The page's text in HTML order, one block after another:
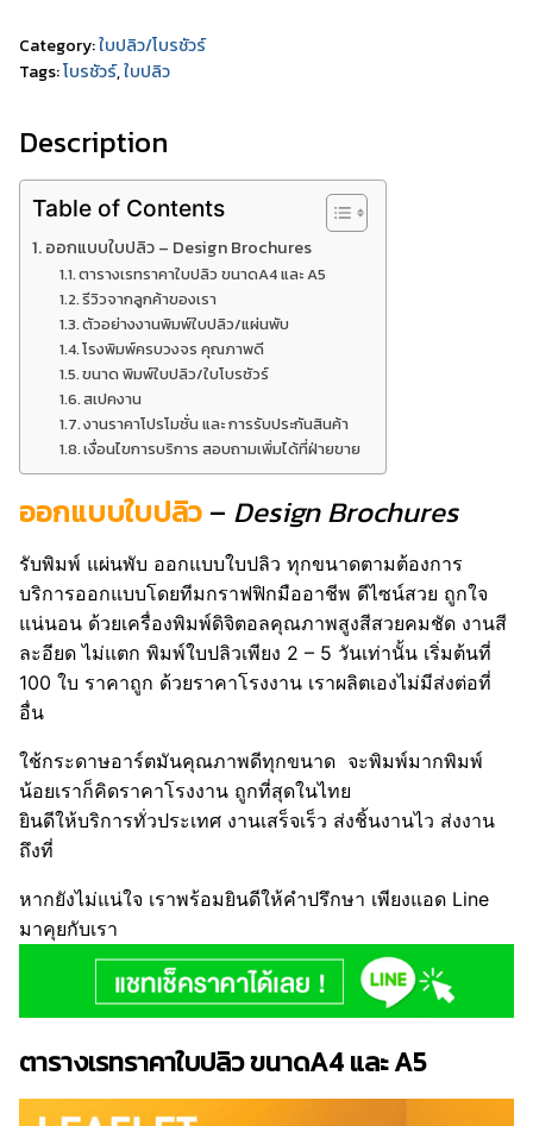
Category:ใบปลิว/โบรชัวร์
Tags:โบรชัวร์,ใบปลิว
Description
Table of Contents
ออกแบบใบปลิว – Design Brochures
ตารางเรทราคาใบปลิว ขนาดA4 และ A5
รีวิวจากลูกค้าของเรา
ตัวอย่างงานพิมพ์ใบปลิว/แผ่นพับ
โรงพิมพ์ครบวงจร คุณภาพดี
ขนาด พิมพ์ใบปลิว/ใบโบรชัวร์
สเปคงาน
งานราคาโปรโมชั่น และ การรับประกันสินค้า
เงื่อนไขการบริการ สอบถามเพิ่มได้ที่ฝ่ายขาย
ออกแบบใบปลิว – DesignBrochures
รับพิมพ์ แผ่นพับ ออกแบบใบปลิว ทุกขนาดตามต้องการ
บริการออกแบบโดยทีมกราฟฟิกมืออาชีพ ดีไซน์สวย ถูกใจ
แน่นอน ด้วยเครื่องพิมพ์ดิจิตอลคุณภาพสูงสีสวยคมชัด งานสี
ละอียด ไม่แตก พิมพ์ใบปลิวเพียง 2 – 5 วันเท่านั้น เริ่มต้นที่
100 ใบ ราคาถูก ด้วยราคาโรงงาน เราผลิตเองไม่มีส่งต่อที่
อื่น
ใช้กระดาษอาร์ตมันคุณภาพดีทุกขนาด จะพิมพ์มากพิมพ์
น้อยเราก็คิดราคาโรงงาน ถูกที่สุดในไทย
ยินดีให้บริการทั่วประเทศ งานเสร็จเร็ว ส่งชิ้นงานไว ส่งงาน
ถึงที่
หากยังไม่แน่ใจ เราพร้อมยินดีให้คำปรึกษา เพียงแอด Line
มาคุยกับเรา
ตารางเรทราคาใบปลิว ขนาดA4 และ A5